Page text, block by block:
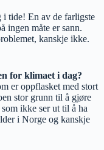
i tide! En av de farligste
ingen måte er sann.
kanskje ikke.
for klimaet i dag?
er oppflasket med stort
stor grunn til å gjøre
ikke ser ut til å ha
i Norge og kanskje